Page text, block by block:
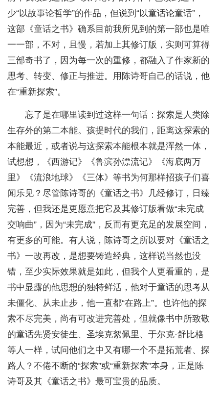
少“以故事论哲学”的作品，但说到“以童话论童话”，
这部《童话之书》确系目前我所见到的第一部也是唯
一一部，不对，且慢，若加上其修订版，实则可算得
三部奇书了，因为每一次的重修，都融入了作家新的
思考、转变、修正与推进。用陈诗哥自己的话说，他
在“重新探索”。
忘了是在哪里读到过这样一句话：探索是人类除
生存外的第二本能。孩提时代的我们，距离这探索的
本能最近，或者说与这探索本能根本就是浑然一体，
试想想，《西游记》《鲁滨孙漂流记》《海底两万
里》《流浪地球》《三体》等书为何那样招孩子们喜
闻乐见？尽管陈诗哥的《童话之书》几经修订，日臻
完善，但我还是更愿意把它及其修订版看做“未完成
交响曲”，因为“未完成”，反而有更充足的发展空间，
有更多的可能。有人说，陈诗哥之所以要对《童话之
书》一改再改，是想要铸造经典，这样说当然也没
错，至少实际效果就是如此，但我个人更看重的，是
书中显露的他思想的独特鲜活，他对于童话的思考从
未僵化、从未止步，他一直都“在路上”。也许他的探
索不尽完美，尚有可改进完善处，但就像书中所致敬
的童话先贤安徒生、圣埃克絮佩里、于尔克·舒比格
等人一样，试问他们之中又有哪一个不是拓荒者、探
路人？不倦不断的“探索”或“重新探索”本身，正是陈
诗哥及其《童话之书》最可宝贵的品质。